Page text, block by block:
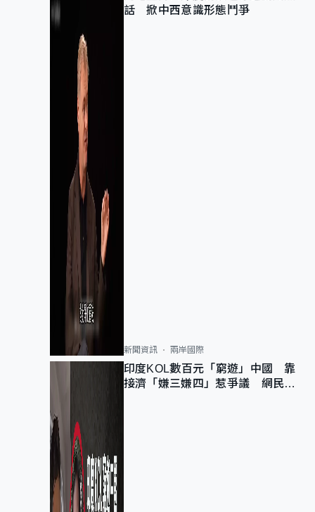
話 掀中西意識形態鬥爭
新聞資訊 兩岸國際
印度KOL數百元「窮遊」中國 靠
接濟「嫌三嫌四」惹爭議 網民：